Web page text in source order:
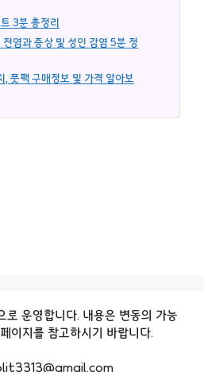
3분 총정리
염과 증상 및 성인 감염 5분 정
, 풋팩 구매정보 및 가격 알아보
로 운영합니다. 내용은 변동의 가능
이지를 참고하시기 바랍니다.